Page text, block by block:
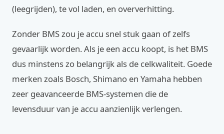
(leegrijden), te vol laden, en oververhitting.
Zonder BMS zou je accu snel stuk gaan of zelfs
gevaarlijk worden. Als je een accu koopt, is het BMS
dus minstens zo belangrijk als de celkwaliteit. Goede
merken zoals Bosch, Shimano en Yamaha hebben
zeer geavanceerde BMS-systemen die de
levensduur van je accu aanzienlijk verlengen.